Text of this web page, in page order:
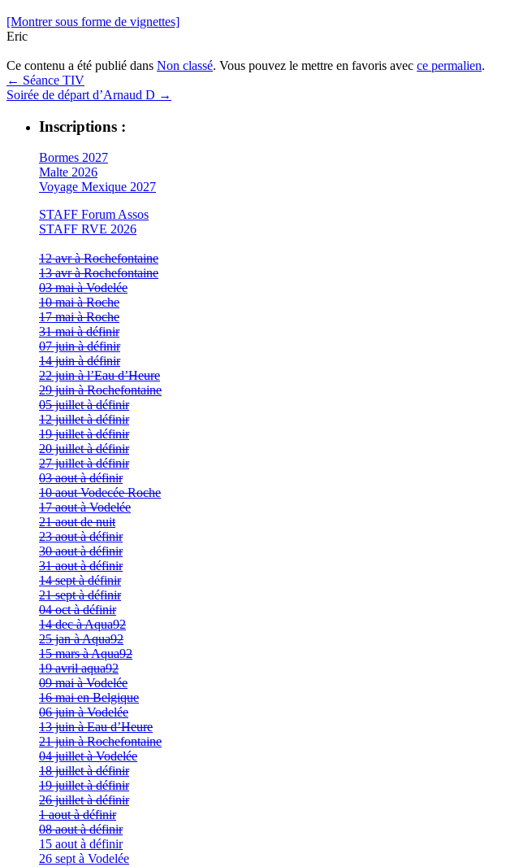
[Montrer sous forme de vignettes]
Eric
Ce contenu a été publié dans Non classé. Vous pouvez le mettre en favoris avec ce permalien.
← Séance TIV
Soirée de départ d’Arnaud D →
Inscriptions :
Bormes 2027
Malte 2026
Voyage Mexique 2027
STAFF Forum Assos
STAFF RVE 2026
12 avr à Rochefontaine
13 avr à Rochefontaine
03 mai à Vodelée
10 mai à Roche
17 mai à Roche
31 mai à définir
07 juin à définir
14 juin à définir
22 juin à l’Eau d’Heure
29 juin à Rochefontaine
05 juillet à définir
12 juillet à définir
19 juillet à définir
20 juillet à définir
27 juillet à définir
03 aout à définir
10 aout Vodecée Roche
17 aout à Vodelée
21 aout de nuit
23 aout à définir
30 aout à définir
31 aout à définir
14 sept à définir
21 sept à définir
04 oct à définir
14 dec à Aqua92
25 jan à Aqua92
15 mars à Aqua92
19 avril aqua92
09 mai à Vodelée
16 mai en Belgique
06 juin à Vodelée
13 juin à Eau d’Heure
21 juin à Rochefontaine
04 juillet à Vodelée
18 juillet à définir
19 juillet à définir
26 juillet à définir
1 aout à définir
08 aout à définir
15 aout à définir
26 sept à Vodelée